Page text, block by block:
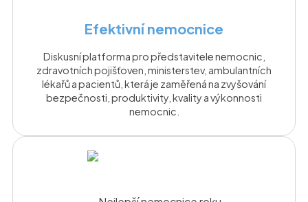
Efektivní nemocnice
Diskusní platforma pro představitele nemocnic,
zdravotních pojišťoven, ministerstev, ambulantních
lékařů a pacientů, která je zaměřená na zvyšování
bezpečnosti, produktivity, kvality a výkonnosti
nemocnic.